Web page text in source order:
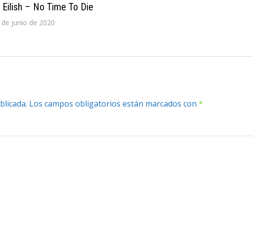
Eilish – No Time To Die
de junio de 2020
Los campos obligatorios están marcados con*